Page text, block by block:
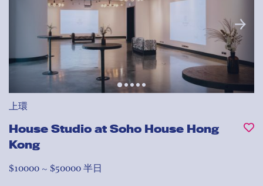
上環
House Studio at Soho House Hong
Kong
$10000 ~ $50000 半日